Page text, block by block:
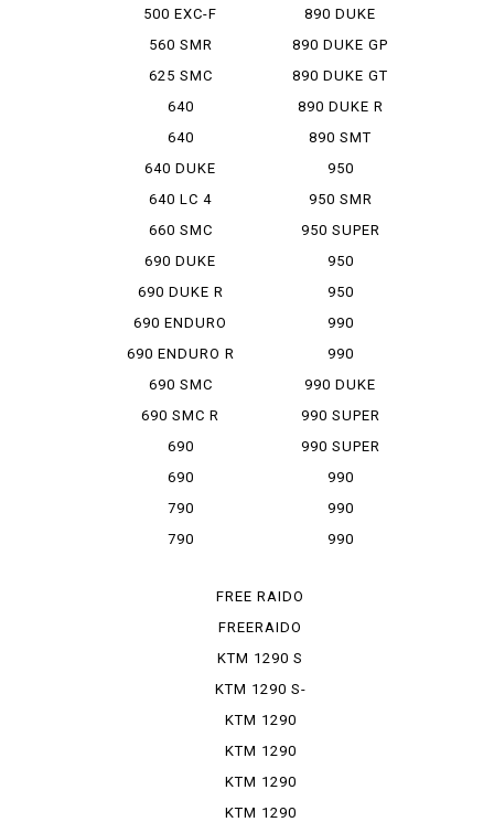
500 EXC-F
SIXDAYS
560 SMR
625 SMC
640
ADVENTURE
640
ADVENTURER
640 DUKE
640 LC 4
SUPER MOTO
660 SMC
690 DUKE
690 DUKE R
690 ENDURO
690 ENDURO R
690 SMC
690 SMC R
690
SUPERMOTO
690
SUPERMOTO R
790
ADVENTURE
790
ADVENTURE R
890 DUKE
890 DUKE GP
890 DUKE GT
890 DUKE R
890 SMT
950
ADVENTURE
950 SMR
950 SUPER
ENDUROR
950
SUPERMOTO
950
SUPERMOTO R
990
ADVENTURE
990
ADVENTURE S
990 DUKE
990 SUPER
DUKE
990 SUPER
DUKE R
990
SUPERMOTO
990
SUPERMOTO R
990
FREE RAIDO
250 R
FREERAIDO
350
KTM 1290 S
ADVENTU...
KTM 1290 S-
DUKE R ...
KTM 1290
SUPER DU...
KTM 1290
SUPER DU...
KTM 1290
SUPER DU...
KTM 1290